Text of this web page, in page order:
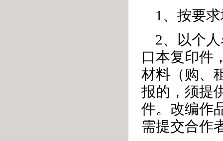
1、按要
2、以个
口本复印件
材料（购、
报的，须提
件。改编作
需提交合作